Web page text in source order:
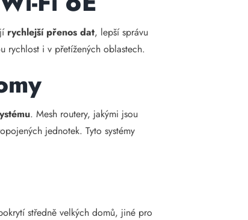
rychlejší přenos dat, lepší správu
rychlost i v přetížených oblastech.
. Mesh routery, jakými jsou
jednotek. Tyto systémy
středně velkých domů, jiné pro